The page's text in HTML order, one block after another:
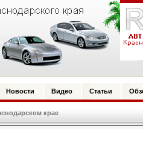
Новости Видео Статьи
крае